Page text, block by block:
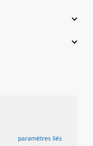
paramètres liés